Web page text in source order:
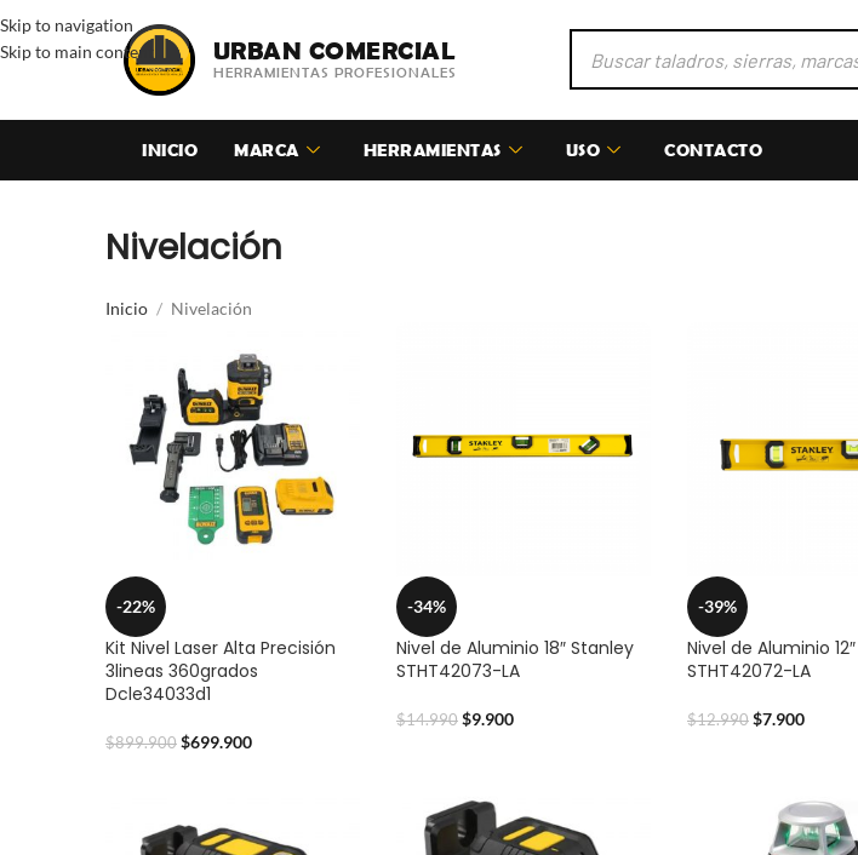
Skip to navigation
Skip to main content
URBAN COMERCIAL
HERRAMIENTAS PROFESIONALES
INICIO MARCA HERRAMIENTAS USO CONTACTO
Nivelación
Inicio Nivelación
-22%
Kit Nivel Laser Alta Precisión
3lineas 360grados
Dcle34033d1
$899.900 $699.900
-34%
Nivel de Aluminio 18″ Stanley
STHT42073-LA
$14.990 $9.900
-39%
Nivel de Aluminio
STHT42072-LA
$12.990 $7.900